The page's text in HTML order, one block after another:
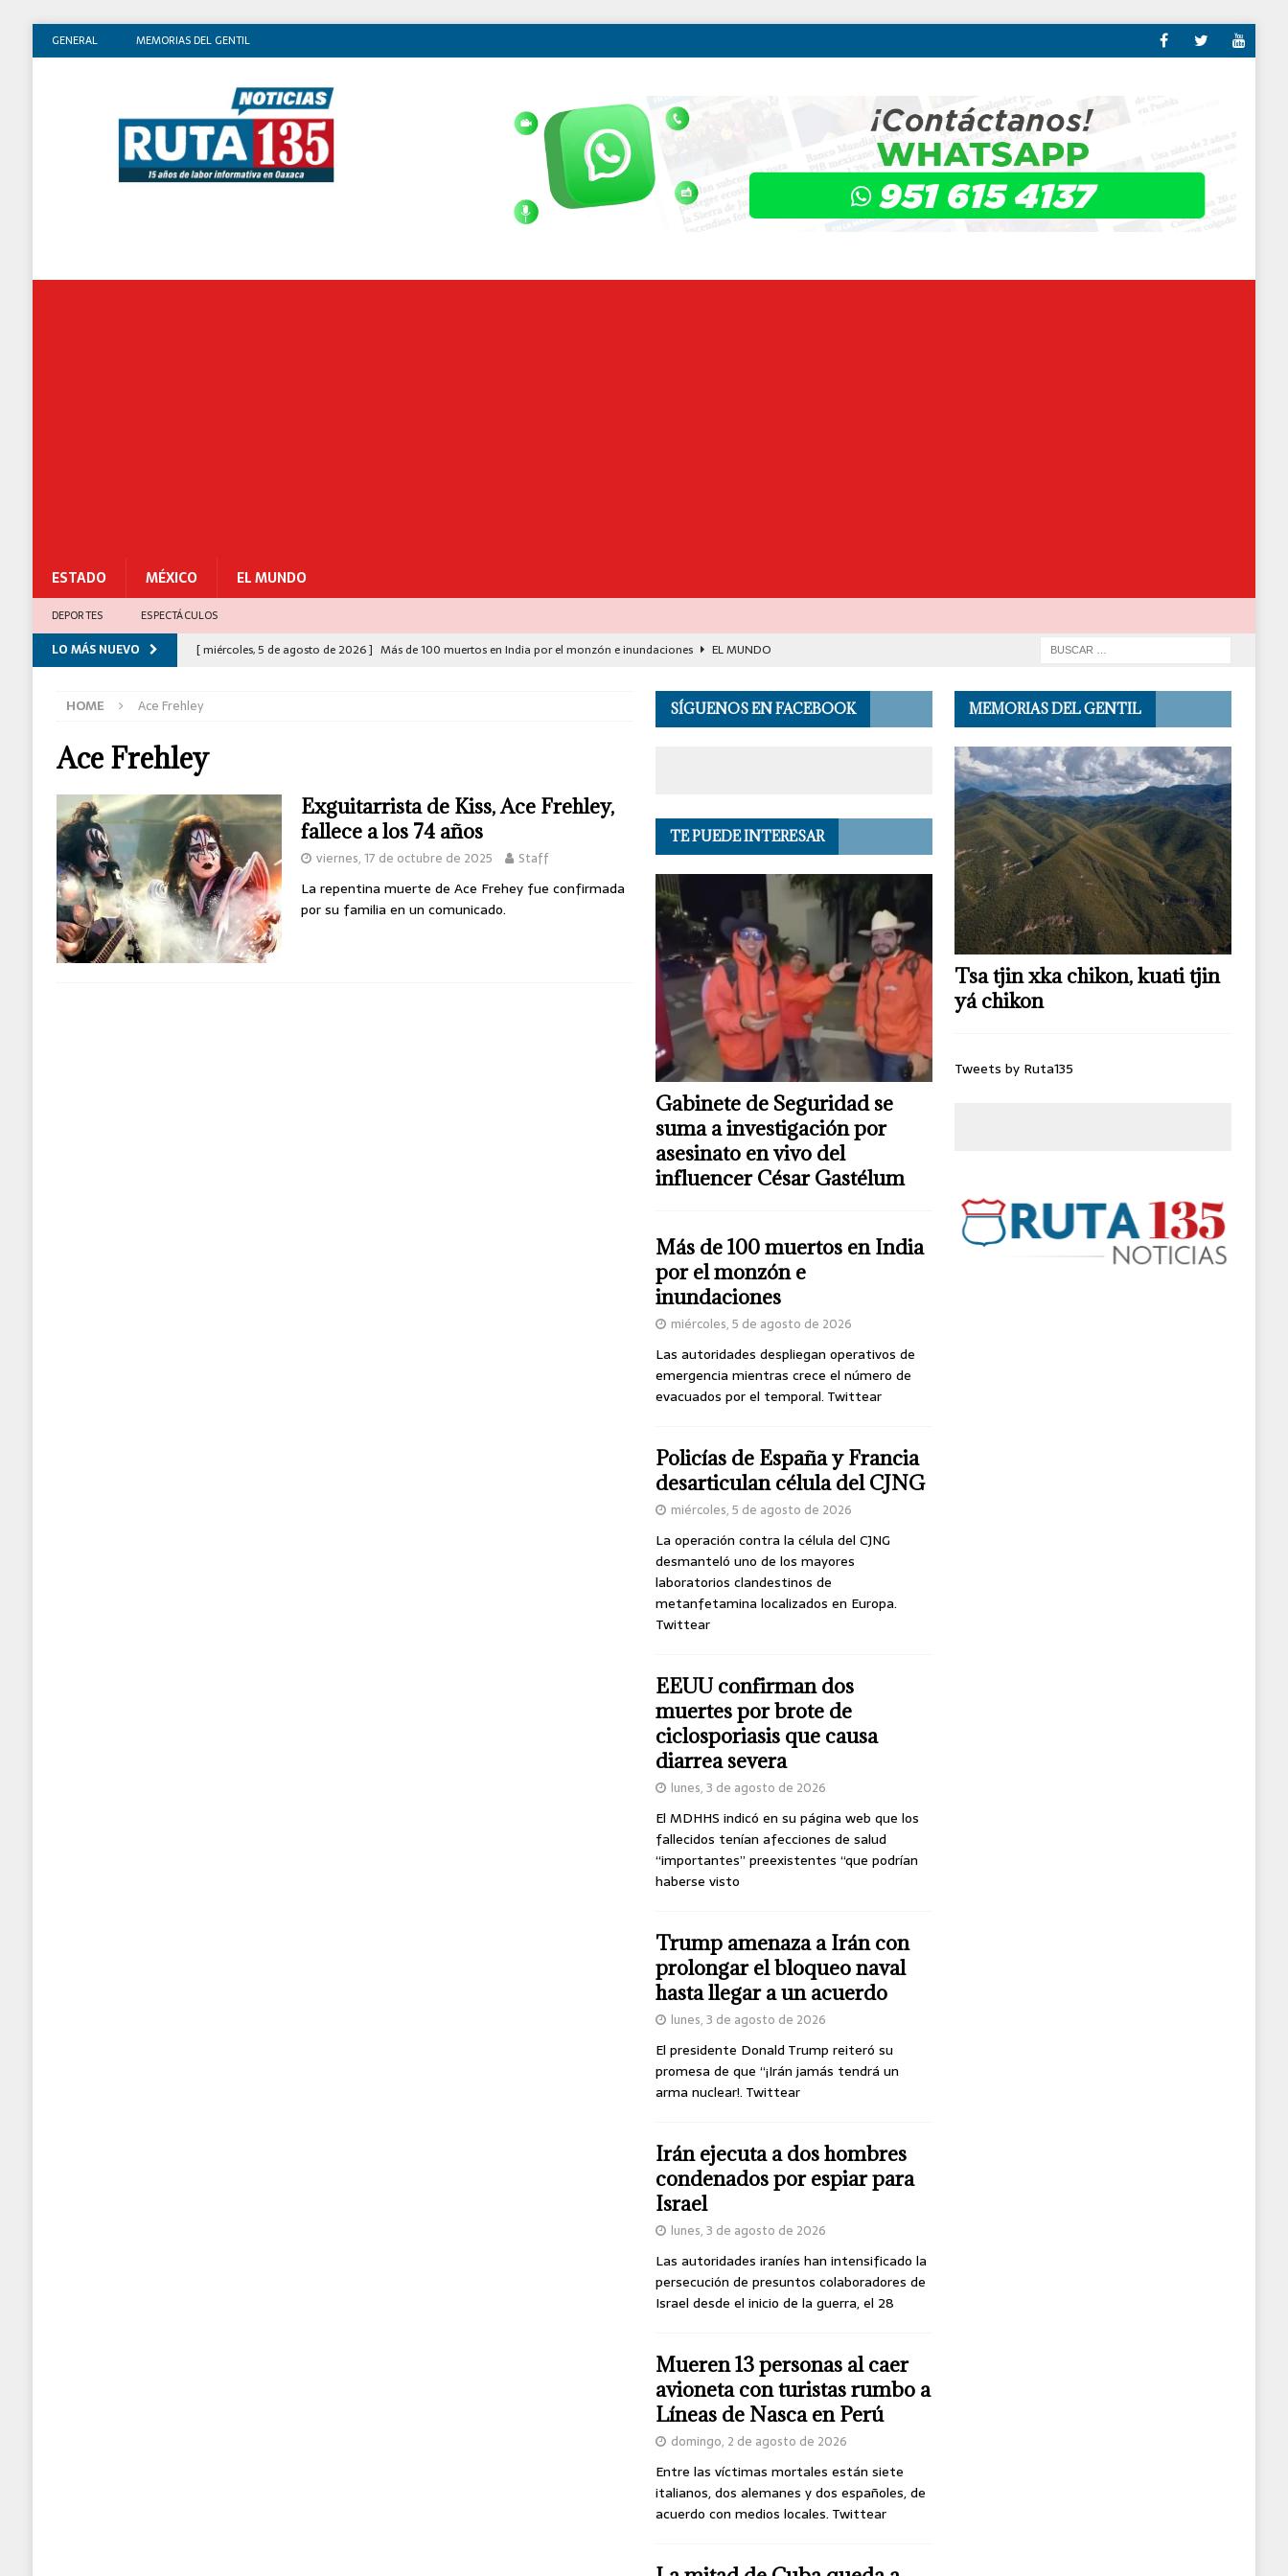
GENERAL MEMORIAS DEL GENTIL
ESTADO MÉXICO EL MUNDO
DEPORTES ESPECTÁCULOS
LO MÁS NUEVO [ miércoles, 5 de agosto de 2026 ] Más de 100 muertos en India por el monzón e inundaciones
EL MUNDO
César Gastélum
[ miércoles, 5 de agosto de 2026 ]
[ miércoles, 5 de agosto de 2026 ]
[ miércoles, 5 de agosto de 2026 ] Congreso destaca avance histórico para miles de familias con el programa Vivienda
para el Bienestar
ESTADO
HOME Ace Frehley
Ace Frehley
Exguitarrista de Kiss, Ace Frehley,
fallece a los 74 años
viernes, 17 de octubre de 2025 Staff
La repentina muerte de Ace Frehey fue confirmada
por su familia en un comunicado.
SÍGUENOS EN FACEBOOK
TE PUEDE INTERESAR
Gabinete de Seguridad se
suma a investigación por
asesinato en vivo del
influencer César Gastélum
Más de 100 muertos en India
por el monzón e
inundaciones
miércoles, 5 de agosto de 2026
Las autoridades despliegan operativos de
emergencia mientras crece el número de
evacuados por el temporal. Twittear
Policías de España y Francia
desarticulan célula del CJNG
miércoles, 5 de agosto de 2026
La operación contra la célula del CJNG
desmanteló uno de los mayores
laboratorios clandestinos de
metanfetamina localizados en Europa.
Twittear
EEUU confirman dos
muertes por brote de
ciclosporiasis que causa
diarrea severa
lunes, 3 de agosto de 2026
El MDHHS indicó en su página web que los
fallecidos tenían afecciones de salud
“importantes” preexistentes “que podrían
haberse visto
Trump amenaza a Irán con
prolongar el bloqueo naval
hasta llegar a un acuerdo
lunes, 3 de agosto de 2026
El presidente Donald Trump reiteró su
promesa de que “¡Irán jamás tendrá un
arma nuclear!. Twittear
Irán ejecuta a dos hombres
condenados por espiar para
Israel
lunes, 3 de agosto de 2026
Las autoridades iraníes han intensificado la
persecución de presuntos colaboradores de
Israel desde el inicio de la guerra, el 28
Mueren 13 personas al caer
avioneta con turistas rumbo a
Líneas de Nasca en Perú
domingo, 2 de agosto de 2026
Entre las víctimas mortales están siete
italianos, dos alemanes y dos españoles, de
acuerdo con medios locales. Twittear
MEMORIAS DEL GENTIL
Tsa tjin xka chikon, kuati tjin
yá chikon
Tweets by Ruta135